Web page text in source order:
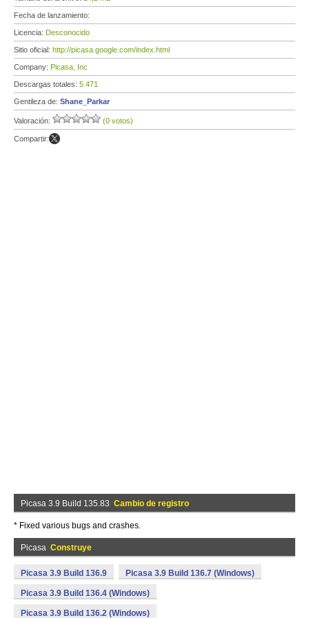
Fecha de lanzamiento:
Licencia: Desconocido
Sitio oficial: http://picasa.google.com/index.html
Company: Picasa, Inc
Descargas totales: 5 471
Gentileza de: Shane_Parkar
Valoración: (0 votos)
Compartir:
Picasa 3.9 Build 135.83 Cambio de registro
* Fixed various bugs and crashes.
Picasa Construye
Picasa 3.9 Build 136.9 Picasa 3.9 Build 136.7 (Windows)
Picasa 3.9 Build 136.4 (Windows)
Picasa 3.9 Build 136.2 (Windows)